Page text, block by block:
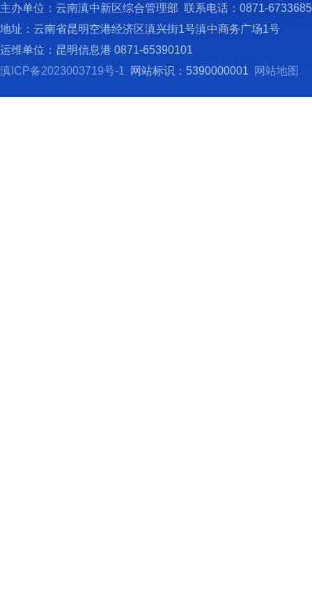
主办单位：云南滇中新区综合管理部 联系电话：0871-
地址：云南省昆明空港经济区滇兴街1号滇中商务广场1号
运维单位：昆明信息港 0871-65390101
滇ICP备2023003719号-1
网站标识：5390000001 网站地图